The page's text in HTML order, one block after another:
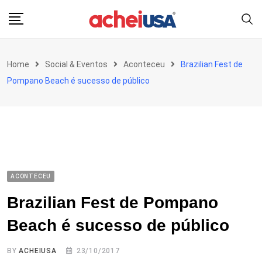
Home Social & Eventos Aconteceu
Brazilian Fest de
Pompano Beach é sucesso de público
ACONTECEU
Brazilian Fest de Pompano
Beach é sucesso de público
BYACHEIUSA 23/10/2017